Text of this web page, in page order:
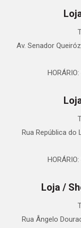
Av. Senador
Rua República do
Loja /
Rua Ângelo